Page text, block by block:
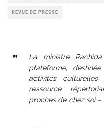
REVUE DE PRESSE
La ministre
plateforme,
activités
ressource
proches de chez soi –